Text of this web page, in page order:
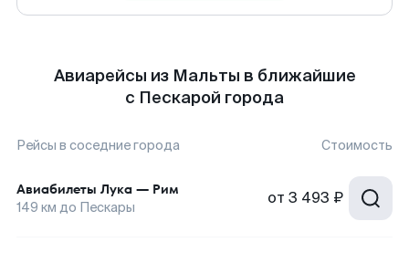
Авиарейсы из Мальты в ближайшие
с Пескарой города
Рейсы в соседние города Стоимость
Авиабилеты Лука — Рим
149 км до Пескары от 3 493 ₽